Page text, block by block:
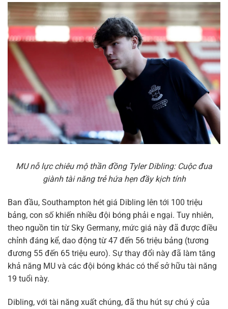
MU nỗ lực chiêu mộ thần đồng Tyler Dibling: Cuộc đua
giành tài năng trẻ hứa hẹn đầy kịch tính
Ban đầu, Southampton hét giá Dibling lên tới 100 triệu
bảng, con số khiến nhiều đội bóng phải e ngại. Tuy nhiên,
theo nguồn tin từ Sky Germany, mức giá này đã được điều
chỉnh đáng kể, dao động từ 47 đến 56 triệu bảng (tương
đương 55 đến 65 triệu euro). Sự thay đổi này đã làm tăng
khả năng MU và các đội bóng khác có thể sở hữu tài năng
19 tuổi này.
Dibling, với tài năng xuất chúng, đã thu hút sự chú ý của